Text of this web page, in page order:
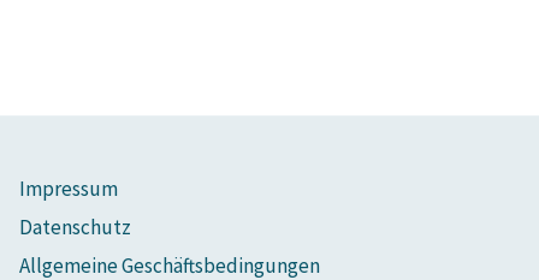
Impressum
Datenschutz
Allgemeine Geschäftsbedingungen